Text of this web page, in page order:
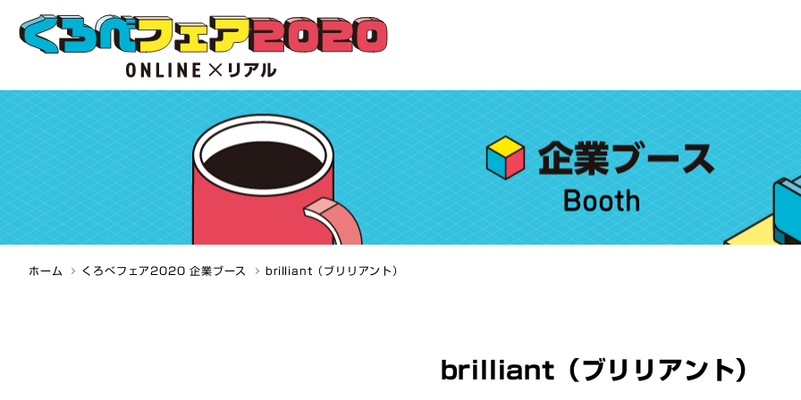
ホーム くろべフェア2020 企業ブース brilliant（ブリリアント）
brilliant（ブリリアント）